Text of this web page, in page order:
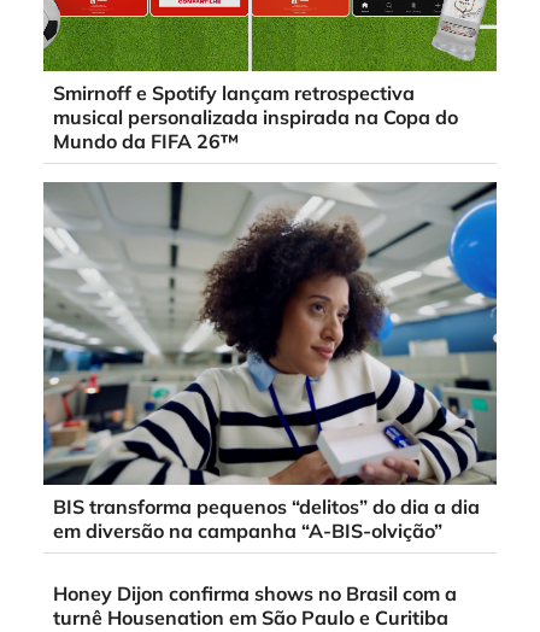
Smirnoff e Spotify lançam retrospectiva
musical personalizada inspirada na Copa do
Mundo da FIFA 26™
BIS transforma pequenos “delitos” do dia a dia
em diversão na campanha “A-BIS-olvição”
Honey Dijon confirma shows no Brasil com a
turnê Housenation em São Paulo e Curitiba